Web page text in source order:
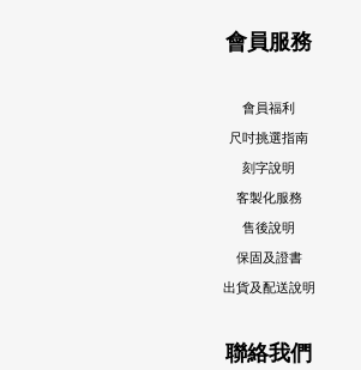
會員服務
會員福利
尺吋挑選指南
刻字說明
客製化服務
售後說明
保固及證書
出貨及配送說明
聯絡我們